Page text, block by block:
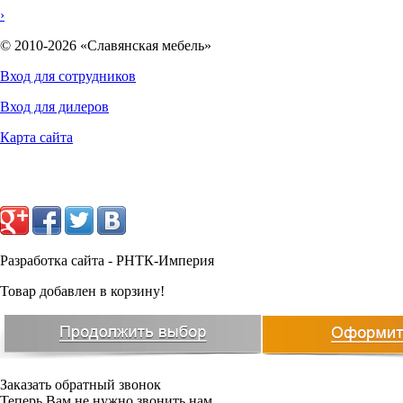
›
© 2010-2026 «Славянская мебель»
Вход для сотрудников
Вход для дилеров
Карта сайта
Разработка сайта - РНТК-Империя
Товар добавлен в корзину!
Заказать обратный звонок